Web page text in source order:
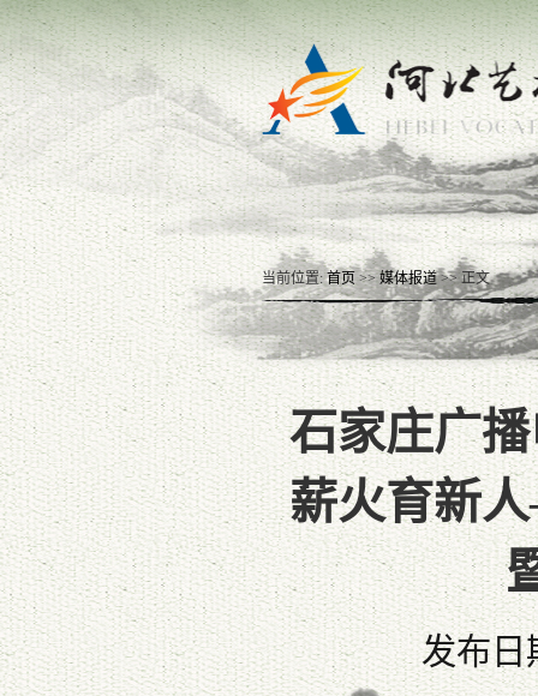
当前位置:首页 >>媒体报道>> 正文
石家庄广
薪火育新
发布日